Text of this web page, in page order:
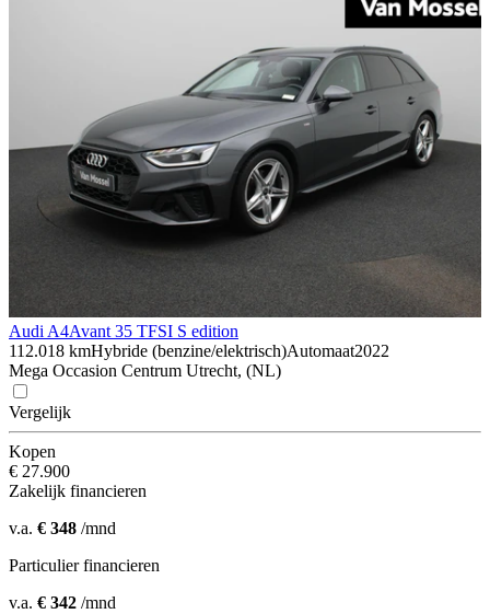
Audi A4Avant 35 TFSI S edition
112.018 kmHybride (benzine/elektrisch)Automaat2022
Mega Occasion Centrum Utrecht, (NL)
Vergelijk
Kopen
€ 27.900
Zakelijk financieren
v.a. € 348 /mnd
Particulier financieren
v.a. € 342 /mnd